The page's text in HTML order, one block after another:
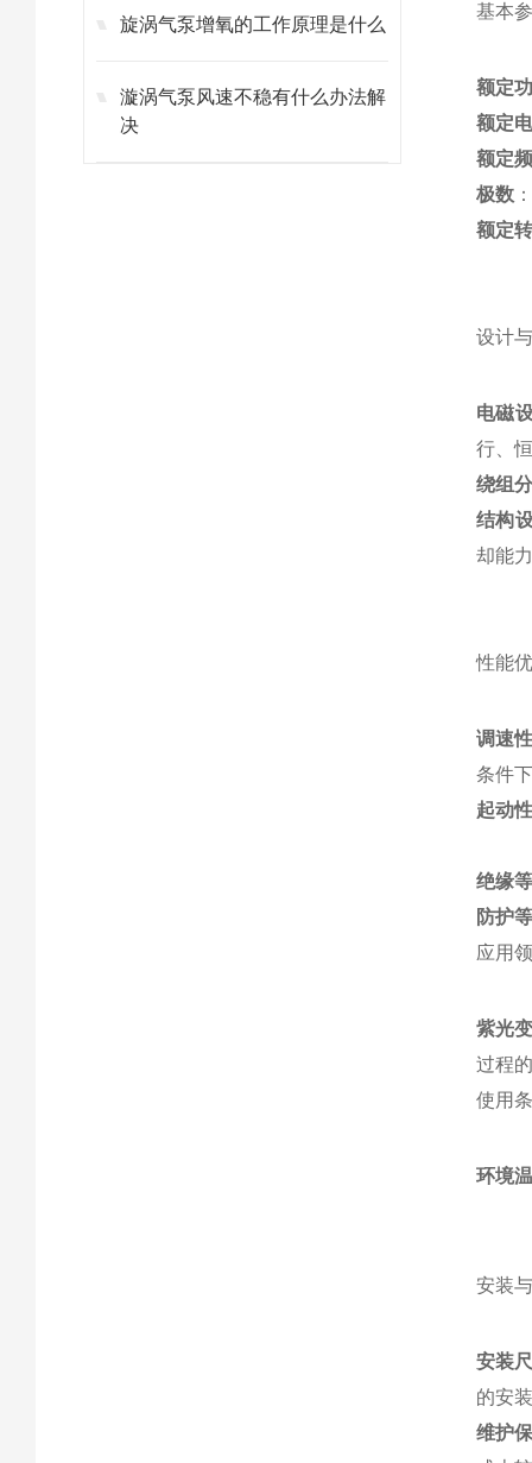
旋涡气泵增氧的工作原理是什么
漩涡气泵风速不稳有什么办法解
决
基本
额定
额定
额定
极数
额定
设计
电磁
行、
绕组
结构
却能
性能
调速
条件
起动
绝缘
防护
应用
紫光
过程
使用
环境
安装
安装
的安
维护